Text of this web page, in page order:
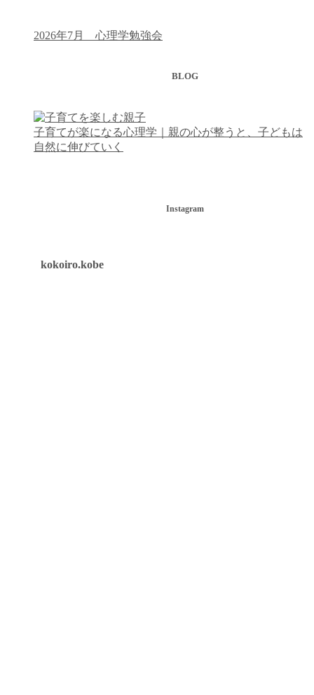
2026年7月 心理学勉強会
BLOG
子育てが楽になる心理学｜親の心が整うと、子どもは
自然に伸びていく
Instagram
kokoiro.kobe